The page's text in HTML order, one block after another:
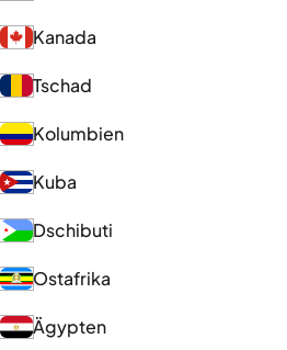
Kanada
Tschad
Kolumbien
Kuba
Dschibuti
Ostafrika
Ägypten